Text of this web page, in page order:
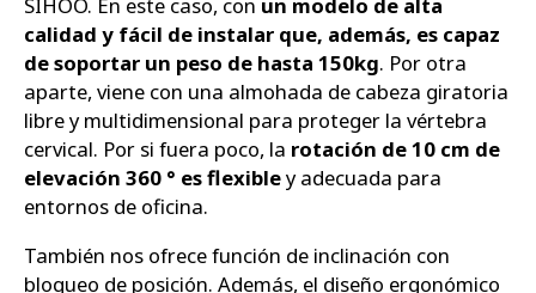
SIHOO. En este caso, con un modelo de alta
calidad y fácil de instalar que, además, es capaz
de soportar un peso de hasta 150kg. Por otra
aparte, viene con una almohada de cabeza giratoria
libre y multidimensional para proteger la vértebra
cervical. Por si fuera poco, la rotación de 10 cm de
elevación 360 ° es flexibley adecuada para
entornos de oficina.
También nos ofrece función de inclinación con
bloqueo de posición. Además, el diseño ergonómico